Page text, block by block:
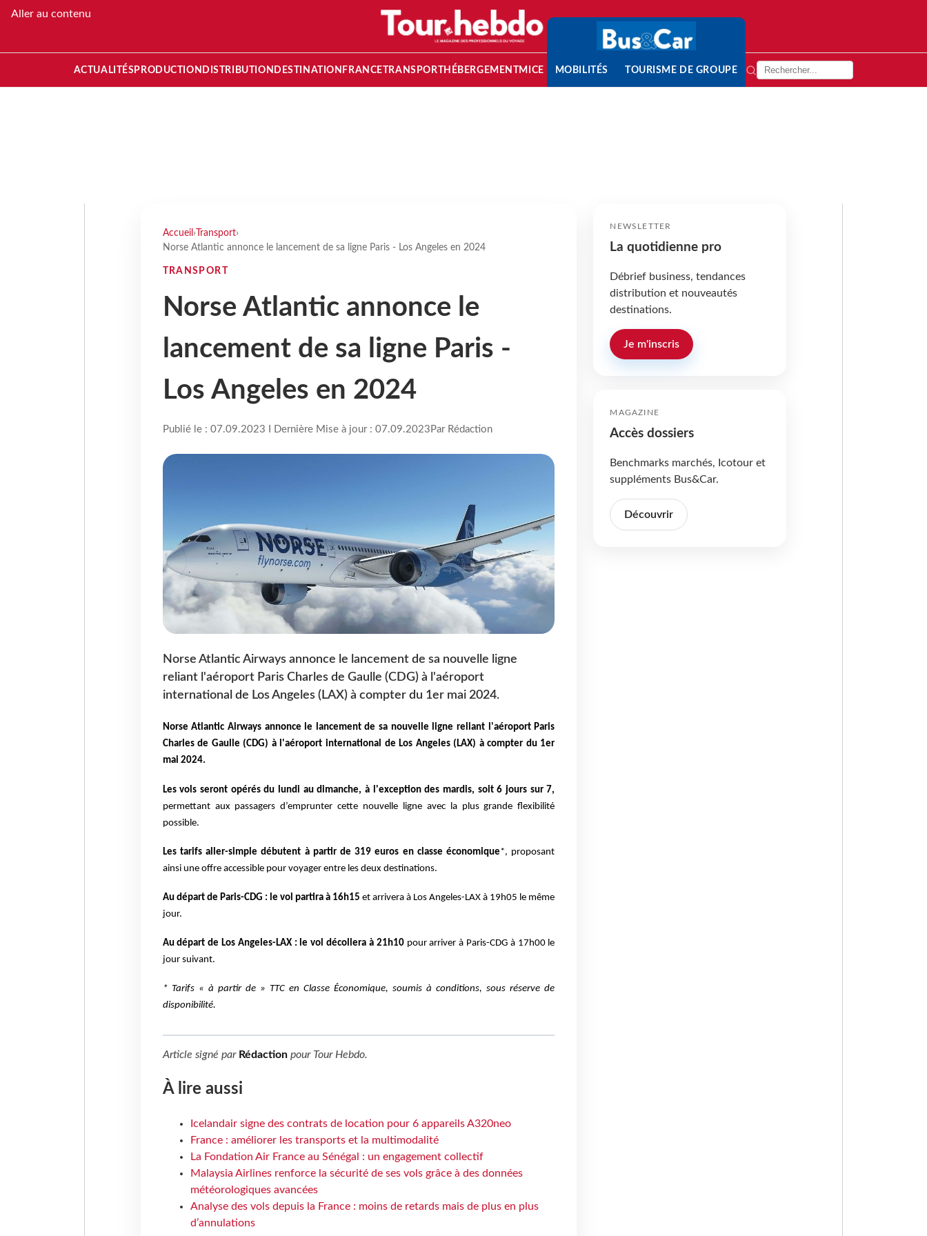
Aller au contenu
ACTUALITÉS PRODUCTION DISTRIBUTION DESTINATION FRANCETRANSPORT HÉBERGEMENTMICE MOBILITÉS TOURISME DE GROUPE
Accueil › Transport›
Norse Atlantic annonce le lancement de sa ligne Paris - Los Angeles en 2024
TRANSPORT
Norse Atlantic annonce le
lancement de sa ligne Paris -
Los Angeles en 2024
Publié le : 07.09.2023 I Dernière Mise à jour : 07.09.2023 Par Rédaction
Norse Atlantic Airways annonce le lancement de sa nouvelle ligne
reliant l'aéroport Paris Charles de Gaulle (CDG) à l'aéroport
international de Los Angeles (LAX) à compter du 1er mai 2024.
Norse Atlantic Airways annonce le lancement de sa nouvelle ligne reliant l'aéroport Paris
Charles de Gaulle (CDG) à l'aéroport international de Los Angeles (LAX) à compter du 1er
mai 2024.
Les vols seront opérés du lundi au dimanche, à l'exception des mardis, soit 6 jours sur 7,
permettant aux passagers d’emprunter cette nouvelle ligne avec la plus grande flexibilité
possible.
Les tarifs aller-simple débutent à partir de 319 euros en classe économique*, proposant
ainsi une offre accessible pour voyager entre les deux destinations.
Au départ de Paris-CDG : le vol partira à 16h15et arrivera à Los Angeles-LAX à 19h05 le même
jour.
Au départ de Los Angeles-LAX : le vol décollera à 21h10 pour arriver à Paris-CDG à 17h00 le
jour suivant.
* Tarifs « à partir de » TTC en Classe Économique, soumis à conditions, sous réserve de
disponibilité.
Article signé par Rédactionpour Tour Hebdo.
À lire aussi
Icelandair signe des contrats de location pour 6 appareils A320neo
France : améliorer les transports et la multimodalité
La Fondation Air France au Sénégal : un engagement collectif
Malaysia Airlines renforce la sécurité de ses vols grâce à des données
météorologiques avancées
Analyse des vols depuis la France : moins de retards mais de plus en plus
d’annulations
NEWSLETTER
La quotidienne pro
Débrief business, tendances
distribution et nouveautés
destinations.
Je m'inscris
MAGAZINE
Accès dossiers
Benchmarks marchés, Icotour et
suppléments Bus&Car.
Découvrir